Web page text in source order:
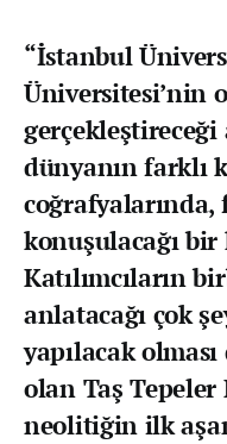
“İstanbul
Üniversitesi’nin
dünyanın farklı
konuşulacağı
Katılımcıların
anlatacağı çok
yapılacak
olan Taş Tepeler
neolitiğin ilk